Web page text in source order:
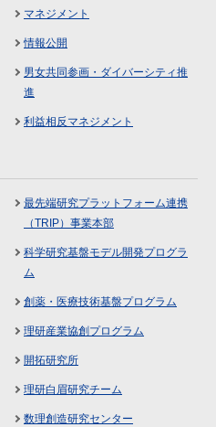
マネジメント
情報公開
男女共同参画・ダイバーシティ推
進
利益相反マネジメント
最先端研究プラットフォーム連携
（TRIP）事業本部
科学研究基盤モデル開発プログラ
ム
創薬・医療技術基盤プログラム
理研産業協創プログラム
開拓研究所
理研白眉研究チーム
数理創造研究センター